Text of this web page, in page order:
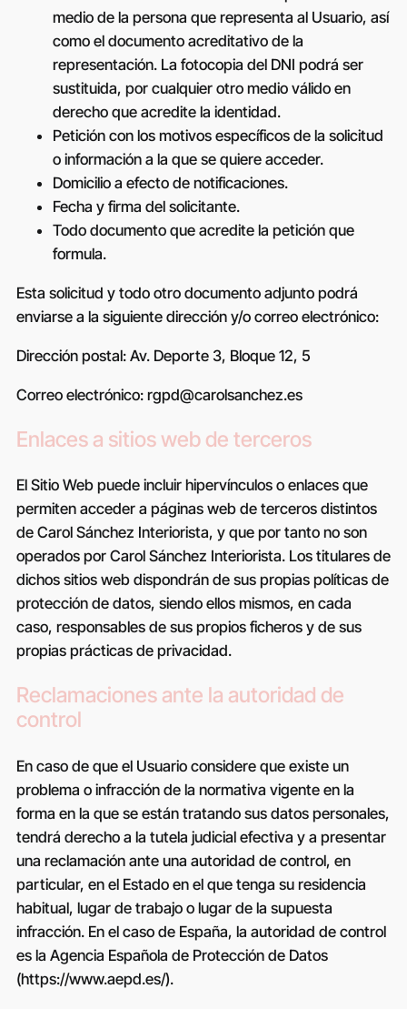
medio de la persona que representa al Usuario, así
como el documento acreditativo de la
representación. La fotocopia del DNI podrá ser
sustituida, por cualquier otro medio válido en
derecho que acredite la identidad.
Petición con los motivos específicos de la solicitud
o información a la que se quiere acceder.
Domicilio a efecto de notificaciones.
Fecha y firma del solicitante.
Todo documento que acredite la petición que
formula.
Esta solicitud y todo otro documento adjunto podrá
enviarse a la siguiente dirección y/o correo electrónico:
Dirección postal: Av. Deporte 3, Bloque 12, 5
Correo electrónico: rgpd@carolsanchez.es
Enlaces a sitios web de terceros
El Sitio Web puede incluir hipervínculos o enlaces que
permiten acceder a páginas web de terceros distintos
de Carol Sánchez Interiorista, y que por tanto no son
operados por Carol Sánchez Interiorista. Los titulares de
dichos sitios web dispondrán de sus propias políticas de
protección de datos, siendo ellos mismos, en cada
caso, responsables de sus propios ficheros y de sus
propias prácticas de privacidad.
Reclamaciones ante la autoridad de
control
En caso de que el Usuario considere que existe un
problema o infracción de la normativa vigente en la
forma en la que se están tratando sus datos personales,
tendrá derecho a la tutela judicial efectiva y a presentar
una reclamación ante una autoridad de control, en
particular, en el Estado en el que tenga su residencia
habitual, lugar de trabajo o lugar de la supuesta
infracción. En el caso de España, la autoridad de control
es la Agencia Española de Protección de Datos
(https://www.aepd.es/).